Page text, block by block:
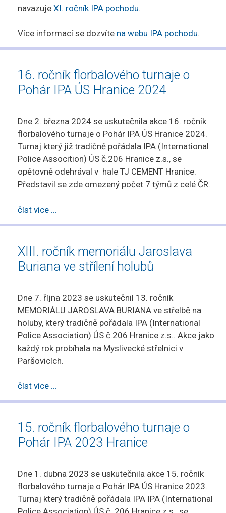
navazuje XI. ročník IPA pochodu.
Více informací se dozvíte na webu IPA pochodu.
16. ročník florbalového turnaje o
Pohár IPA ÚS Hranice 2024
Dne 2. března 2024 se uskutečnila akce 16. ročník
florbalového turnaje o Pohár IPA ÚS Hranice 2024.
Turnaj který již tradičně pořádala IPA (International
Police Assocition) ÚS č.206 Hranice z.s., se
opětovně odehrával v hale TJ CEMENT Hranice.
Představil se zde omezený počet 7 týmů z celé ČR.
číst více …
XIII. ročník memoriálu Jaroslava
Buriana ve střílení holubů
Dne 7. října 2023 se uskutečnil 13. ročník
MEMORIÁLU JAROSLAVA BURIANA ve střelbě na
holuby, který tradičně pořádala IPA (International
Police Association) ÚS č.206 Hranice z.s.. Akce jako
každý rok probíhala na Myslivecké střelnici v
Paršovicích.
číst více …
15. ročník florbalového turnaje o
Pohár IPA 2023 Hranice
Dne 1. dubna 2023 se uskutečnila akce 15. ročník
florbalového turnaje o Pohár IPA ÚS Hranice 2023.
Turnaj který tradičně pořádala IPA IPA (International